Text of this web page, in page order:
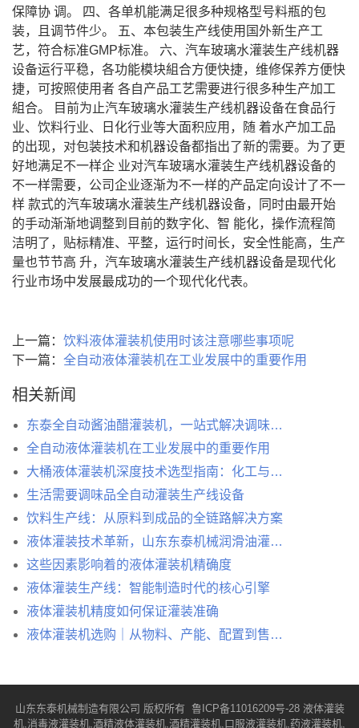
保障协 调。 四、各单机能满足很多种规格型号料瓶的包
装，且调节件少。 五、本包装生产线使用国外新生产工
艺，符合标准GMP标准。 六、汽车玻璃水灌装生产线机器
设备运行平稳，各功能模块組合方便快捷，维修保养方便快
捷，可按照使用者 各自产品工艺需要进行很多种生产加工
組合。 目前为止汽车玻璃水灌装生产线机器设备在食品行
业、饮料行业、日化行业等大面积应用，随 着水产加工品
的出现，对包装技术和机器设备都指出了新的需要。为了更
好地满足不一样企 业对汽车玻璃水灌装生产线机器设备的
不一样需要，公司企业逐渐为不一样的产品定向设计了不一
样 款式的汽车玻璃水灌装生产线机器设备，同时由最开始
的手动渐渐地调整到目前的数字化、智 能化，操作流程简
洁明了，贴标精准、平整，运行时间长，安全性能高，生产
量也节节高 升，汽车玻璃水灌装生产线机器设备是现代化
行业市场中发展最成功的一个现代化代表。
上一篇： 饮料液体灌装机使用时该注意哪些事项呢
下一篇： 全自动液体灌装机在工业发展中的重要作用
相关新闻
东泰全自动酱油醋灌装机，一站式解决调味品灌装生产难题
全自动液体灌装机在工业发展中的重要作用
大桶液体灌装机深度技术选型指南：化工与食品流体包装的工程化决策手册
生活需要调味品全自动灌装生产线设备
饮料生产线：从原料到成品的全链路解决方案
液体灌装技术革新，山东东泰机械润滑油灌装机直击行业核心痛点
这些因素影响着的液体灌装机精确度
液体灌装生产线：智能制造时代的核心引擎
液体灌装机精度如何保证灌装准确
液体灌装机选购｜从物料、产能、配置到售后，五步选对设备不踩坑
山东东泰机械制造有限公司 版权所有 鲁ICP备11016209号-28液体灌装
机,消毒液灌装机,酒精液体灌装机,酒精灌装机,口服液灌装机,药液灌装机,